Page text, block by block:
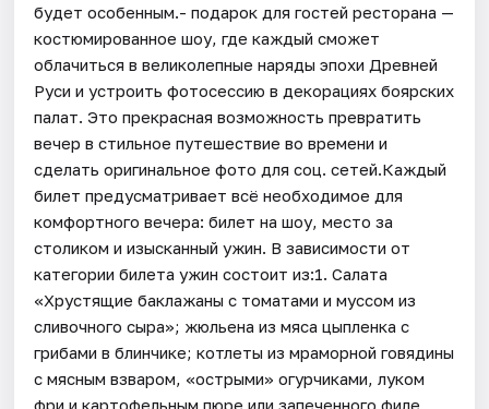
будет особенным.- подарок для гостей ресторана —
костюмированное шоу, где каждый сможет
облачиться в великолепные наряды эпохи Древней
Руси и устроить фотосессию в декорациях боярских
палат. Это прекрасная возможность превратить
вечер в стильное путешествие во времени и
сделать оригинальное фото для соц. сетей.Каждый
билет предусматривает всё необходимое для
комфортного вечера: билет на шоу, место за
столиком и изысканный ужин. В зависимости от
категории билета ужин состоит из:1. Салата
«Хрустящие баклажаны с томатами и муссом из
сливочного сыра»; жюльена из мяса цыпленка с
грибами в блинчике; котлеты из мраморной говядины
с мясным взваром, «острыми» огурчиками, луком
фри и картофельным пюре или запеченного филе